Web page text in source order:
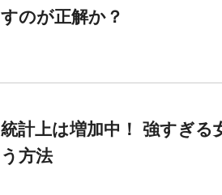
すのが正解か？
統計上は増加中！ 強すぎる
う方法